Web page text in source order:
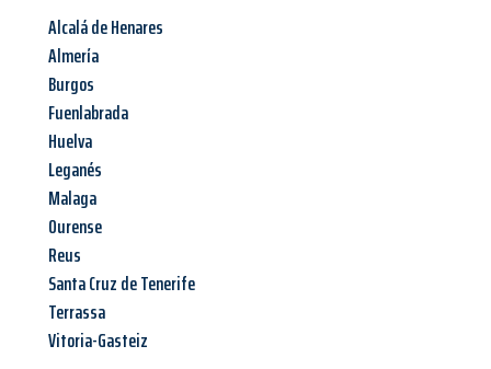
Alcalá de Henares
Almería
Burgos
Fuenlabrada
Huelva
Leganés
Malaga
Ourense
Reus
Santa Cruz de Tenerife
Terrassa
Vitoria-Gasteiz